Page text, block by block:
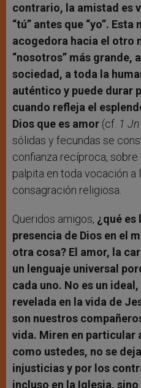
contrario, la amistad es
“tú” antes que “yo”.
acogedora hacia el otro
“nosotros” más grande,
sociedad, a toda la
auténtico y puede durar
cuando refleja el
Dios que es amor (cf. 1 Jn
sólidas y fecundas se
confianza recíproca, sobre
palpita en toda vocación a
consagración religiosa.
Queridos amigos, ¿qué es
presencia de Dios en el
otra cosa? El amor, la
un lenguaje universal
cada uno. No es un
revelada en la vida de
son nuestros
vida. Miren en particular
como ustedes, no se
injusticias y por los
incluso en la Iglesia,